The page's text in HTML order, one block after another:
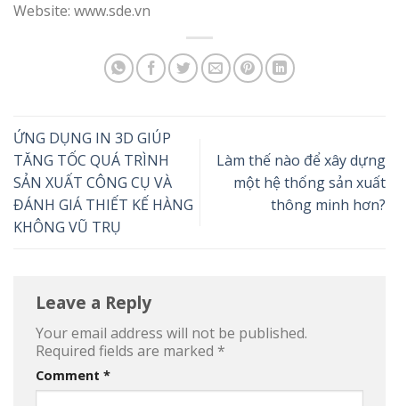
Website: www.sde.vn
ỨNG DỤNG IN 3D GIÚP
TĂNG TỐC QUÁ TRÌNH
SẢN XUẤT CÔNG CỤ VÀ
ĐÁNH GIÁ THIẾT KẾ HÀNG
KHÔNG VŨ TRỤ
Làm thế nào để xây dựng
một hệ thống sản xuất
thông minh hơn?
Leave a Reply
Your email address will not be published.
Required fields are marked *
Comment *